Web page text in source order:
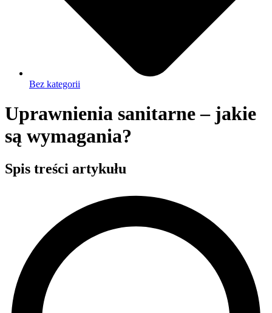
Bez kategorii
Uprawnienia sanitarne – jakie
są wymagania?
Spis treści artykułu